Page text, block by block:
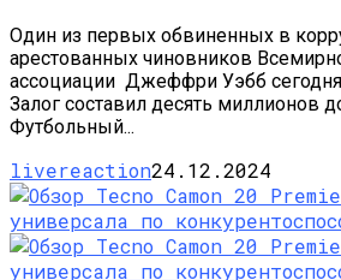
Один из первых обвиненных в
арестованных чиновников
ассоциации Джеффри Уэбб
Залог составил десять миллионов
Футбольный...
livereaction24.12.2024